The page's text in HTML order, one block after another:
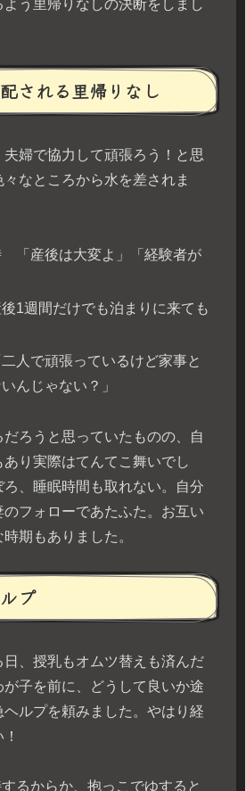
う里帰りなしの決断をしまし
される里帰りなし
婦で協力して頑張ろう！と思
なところから水を差されま
「産後は大変よ」「経験者が
1週間だけでも泊まりに来ても
人で頑張っているけど家事と
んじゃない？」
ろうと思っていたものの、自
り実際はてんてこ舞いでし
、睡眠時間も取れない。自分
フォローであたふた。お互い
期もありました。
プ
、授乳もオムツ替えも済んだ
子を前に、どうして良いか途
ルプを頼みました。やはり経
るからか、抱っこでゆすると